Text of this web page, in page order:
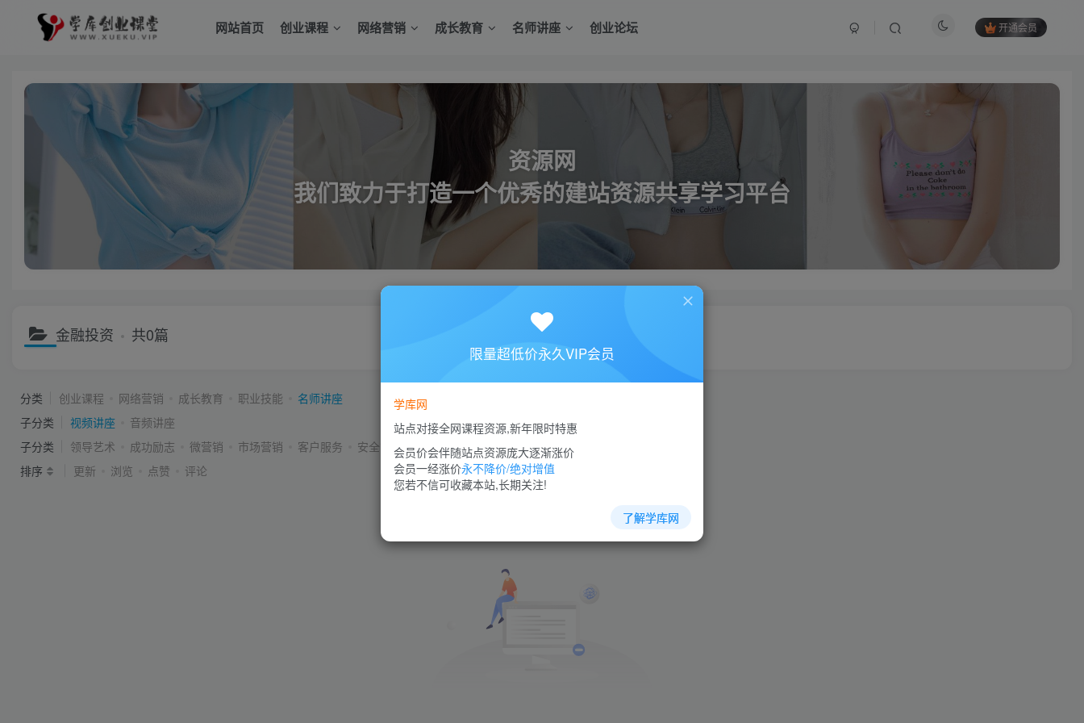
网站首页 创业课程 网络营销 成长教育 名师讲座 创业论坛 开通会员
资源网
我们致力于打造一个优秀的建站资源共享学习平台
金融投资 共0篇
分类 创业课程 网络营销 成长教育 职业技能
名师讲座
子分类
视频讲座
音频讲座
子分类
领导艺术 成功励志 微营销 市场营销 客户服务 安全管理 团队管理 商业模式 品质管理
排序
更新 浏览 点赞 评论
限量超低价永久VIP会员
学库网
站点对接全网课程资源,新年限时特惠
会员价会伴随站点资源庞大逐渐涨价
会员一经涨价永不降价/绝对增值
您若不信可收藏本站,长期关注!
了解学库网